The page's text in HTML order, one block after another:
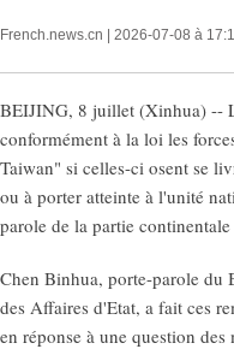
French.news.cn | 2026-07-08 à
BEIJING, 8 juillet (Xinhua) --
conformément à la loi les
Taiwan" si celles-ci osent se
ou à porter atteinte à l'unité
parole de la partie
Chen Binhua, porte-parole du
des Affaires d'Etat, a fait ces
en réponse à une question